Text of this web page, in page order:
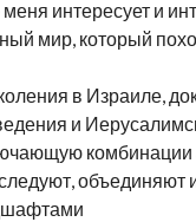
интересует и
мир, который
в Израиле,
и
комбинации